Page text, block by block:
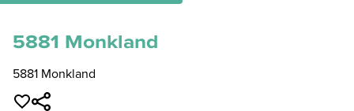
5881 Monkland
5881 Monkland